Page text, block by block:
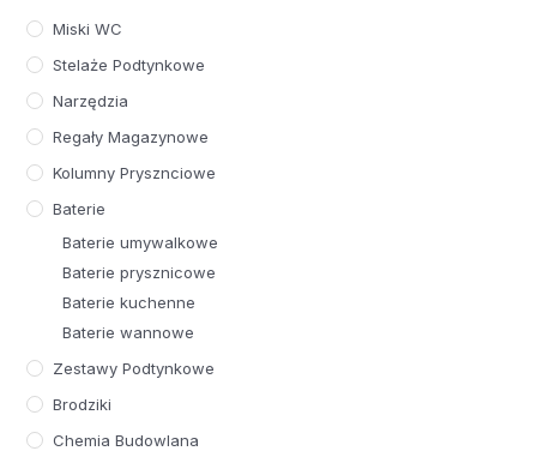
Miski WC
Stelaże Podtynkowe
Narzędzia
Regały Magazynowe
Kolumny Prysznciowe
Baterie
Baterie umywalkowe
Baterie prysznicowe
Baterie kuchenne
Baterie wannowe
Zestawy Podtynkowe
Brodziki
Chemia Budowlana